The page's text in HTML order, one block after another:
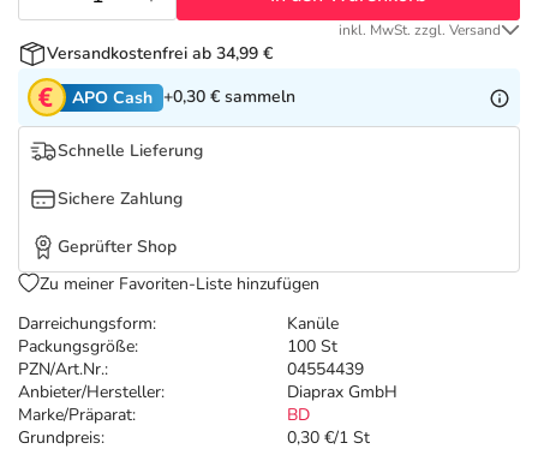
Tierapotheke
Vitamine & Mineralstoffe
Marken
Salus Deals
Darreichungsform:
Kanüle
Packungsgröße:
100 St
PZN/Art.Nr.:
04554439
Anbieter/Hersteller:
Diaprax GmbH
Marke/Präparat:
BD
Grundpreis:
0,30 €/1 St
inkl. MwSt. zzgl. Versand
Versandkostenfrei ab 34,99 €
APO Cash +0,30 € sammeln
Schnelle Lieferung
Sichere Zahlung
Geprüfter Shop
Zu meiner Favoriten-Liste hinzufügen